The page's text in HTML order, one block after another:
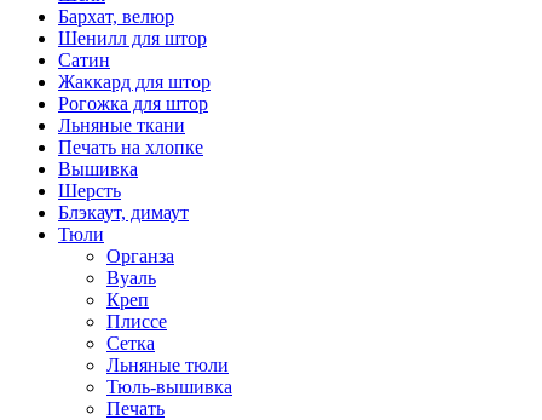
Бархат, велюр
Шенилл для штор
Сатин
Жаккард для штор
Рогожка для штор
Льняные ткани
Печать на хлопке
Вышивка
Шерсть
Блэкаут, димаут
Тюли
Органза
Вуаль
Креп
Плиссе
Сетка
Льняные тюли
Тюль-вышивка
Печать